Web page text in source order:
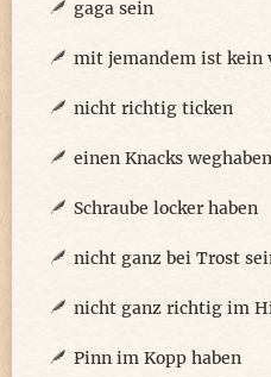
gaga sein
mit jemandem ist kein
nicht richtig ticken
einen Knacks weghaben
Schraube locker haben
nicht ganz bei Trost
nicht ganz richtig im
Pinn im Kopp haben